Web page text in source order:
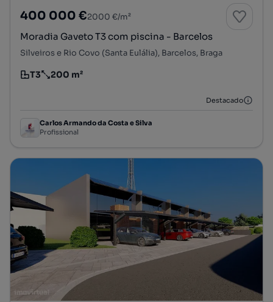
400 000 €2000 €/m²
Moradia Gaveto T3 com piscina - Barcelos
Silveiros e Rio Covo (Santa Eulália), Barcelos, Braga
Tipologia
T3
Preço por metro quadrado
200 m²
Destacado
Carlos Armando da Costa e Silva
Profissional